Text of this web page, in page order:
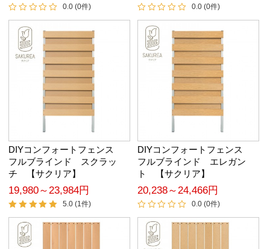
0.0 (0件) 0.0 (0件)
DIYコンフォートフェンス
フルブラインド スクラッ
チ 【サクリア】
19,980～23,984円
5.0 (1件)
DIYコンフォートフェンス
フルブラインド エレガン
ト 【サクリア】
20,238～24,466円
0.0 (0件)